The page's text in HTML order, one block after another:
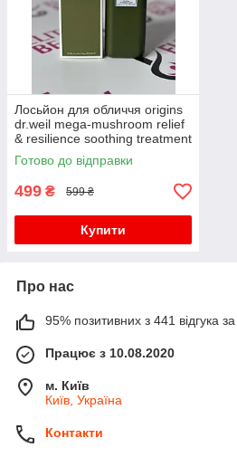
Лосьйон для обличчя origins
dr.weil mega-mushroom relief
& resilience soothing treatment
lotion
Готово до відправки
499 ₴ 599 ₴
Купити
Про нас
95% позитивних з 441 відгука за
Працює з 10.08.2020
м. Київ
Київ, Україна
Контакти